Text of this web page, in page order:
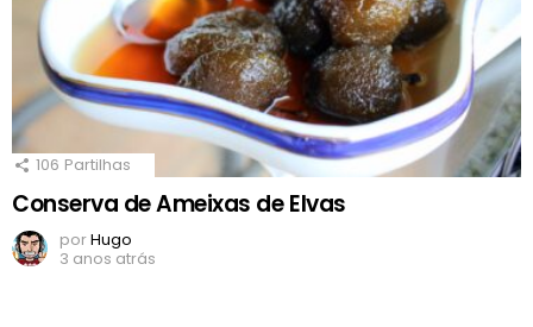
106 Partilhas
Conserva de Ameixas de Elvas
porHugo
3 anos atrás